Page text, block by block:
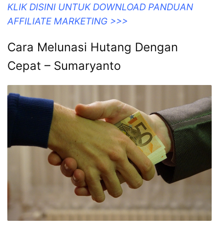
KLIK DISINI UNTUK DOWNLOAD PANDUAN
AFFILIATE MARKETING >>>
Cara Melunasi Hutang Dengan
Cepat – Sumaryanto